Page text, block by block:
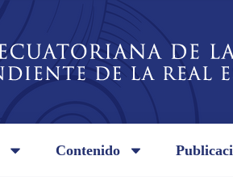
Contenido